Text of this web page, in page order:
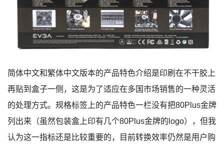
简体中文和繁体中文版本的产品特色介绍是印刷在不干胶上
再贴到盒子一侧，这是为了适应在多国市场销售的一种灵活
的处理方式。规格标签上的产品特色一栏没有把80Plus金牌
列出来（虽然包装盒上印有几个80Plus金牌的logo），但我
认为这一指标还是比较重要的，目前转换效率仍然是用户购